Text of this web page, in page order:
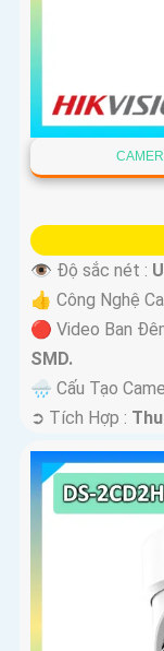
👁 Độ sắc nét :
👍 Công Nghệ
🔴 Video Ban
SMD.
🌧️ Cấu Tạo
️➲ Tích Hợp :